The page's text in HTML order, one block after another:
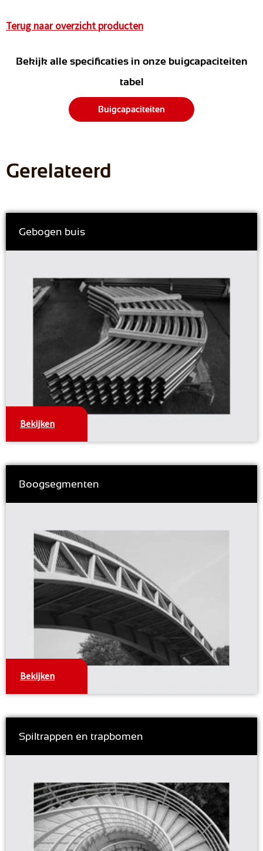
Terug naar overzicht producten
Bekijk alle specificaties in onze buigcapaciteiten
tabel
Buigcapaciteiten
Gerelateerd
Gebogen buis
Bekijken
Boogsegmenten
Bekijken
Spiltrappen en trapbomen